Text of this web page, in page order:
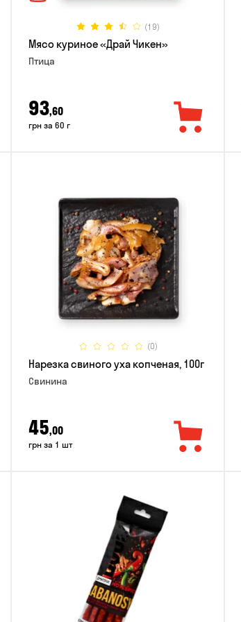
(19)
Мясо куриное «Драй Чикен»
Птица
93,60
грн за 60 г
(0)
Нарезка свиного уха копченая, 100г
Свинина
45,00
грн за 1 шт